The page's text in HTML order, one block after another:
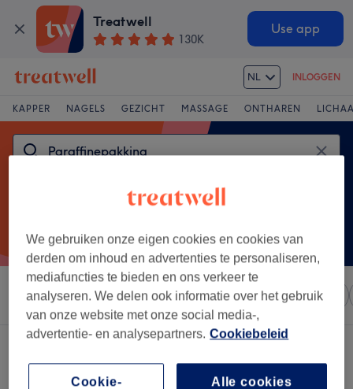
Treatwell
130K
Use app
NL INLOGGEN
KAPPER NAGELS GEZICHT MASSAGE ONTHAREN
Sorteer op Elke prijs Salons Expresaanbiedingen
paraffinepakking in Dukenburg, Nijmegen
We gebruiken onze eigen cookies en cookies van
derden om inhoud en advertenties te personaliseren,
mediafuncties te bieden en ons verkeer te
analyseren. We delen ook informatie over het gebruik
van onze website met onze social media-,
advertentie- en analysepartners. Cookiebeleid
Alle cookies
Cookie-